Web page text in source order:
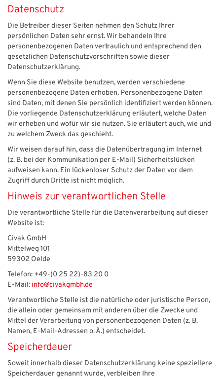
Datenschutz
Die Betreiber dieser Seiten nehmen den Schutz Ihrer
persönlichen Daten sehr ernst. Wir behandeln Ihre
personenbezogenen Daten vertraulich und entsprechend den
gesetzlichen Datenschutzvorschriften sowie dieser
Datenschutzerklärung.
Wenn Sie diese Website benutzen, werden verschiedene
personenbezogene Daten erhoben. Personenbezogene Daten
sind Daten, mit denen Sie persönlich identifiziert werden können.
Die vorliegende Datenschutzerklärung erläutert, welche Daten
wir erheben und wofür wir sie nutzen. Sie erläutert auch, wie und
zu welchem Zweck das geschieht.
Wir weisen darauf hin, dass die Datenübertragung im Internet
(z. B. bei der Kommunikation per E-Mail) Sicherheitslücken
aufweisen kann. Ein lückenloser Schutz der Daten vor dem
Zugriff durch Dritte ist nicht möglich.
Hinweis zur verantwortlichen Stelle
Die verantwortliche Stelle für die Datenverarbeitung auf dieser
Website ist:
Civak GmbH
Mittelweg 101
59302 Oelde
Telefon: +49-(0 25 22)-83 20 0
E-Mail: info@civakgmbh.de
Verantwortliche Stelle ist die natürliche oder juristische Person,
die allein oder gemeinsam mit anderen über die Zwecke und
Mittel der Verarbeitung von personenbezogenen Daten (z. B.
Namen, E-Mail-Adressen o. Ä.) entscheidet.
Speicherdauer
Soweit innerhalb dieser Datenschutzerklärung keine speziellere
Speicherdauer genannt wurde, verbleiben Ihre